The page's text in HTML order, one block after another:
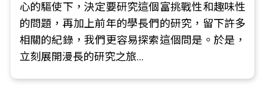
心的驅使下，決定要研究這個富挑戰性和趣味性
的問題，再加上前年的學長們的研究，留下許多
相關的紀錄，我們更容易探索這個問是。於是，
立刻展開漫長的研究之旅…